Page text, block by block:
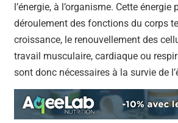
l’énergie, à l’organisme. Cette énergie
déroulement des fonctions du corps
croissance, le renouvellement des
travail musculaire, cardiaque ou
sont donc nécessaires à la survie de